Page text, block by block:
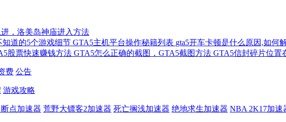
，洛美岛神庙进入方法
知道的5个游戏细节 GTA5主机平台操作秘籍列表 gta5开车卡顿是什么原因,如何
股票快速赚钱方法 GTA5怎么正确的截图，GTA5截图方法 GTA5信封碎片位置
费 公告
游戏攻略
点加速器 荒野大镖客2加速器 死亡搁浅加速器 绝地求生加速器 NBA 2K17加速